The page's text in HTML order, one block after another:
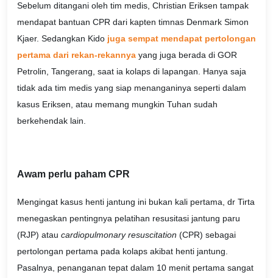
Sebelum ditangani oleh tim medis, Christian Eriksen tampak
mendapat bantuan CPR dari kapten timnas Denmark Simon
Kjaer. Sedangkan Kido juga sempat mendapat pertolongan
pertama dari rekan-rekannya yang juga berada di GOR
Petrolin, Tangerang, saat ia kolaps di lapangan. Hanya saja
tidak ada tim medis yang siap menanganinya seperti dalam
kasus Eriksen, atau memang mungkin Tuhan sudah
berkehendak lain.
Awam perlu paham CPR
Mengingat kasus henti jantung ini bukan kali pertama, dr Tirta
menegaskan pentingnya pelatihan resusitasi jantung paru
(RJP) atau cardiopulmonary resuscitation (CPR) sebagai
pertolongan pertama pada kolaps akibat henti jantung.
Pasalnya, penanganan tepat dalam 10 menit pertama sangat